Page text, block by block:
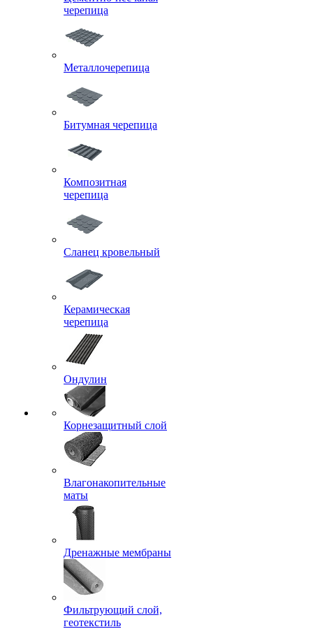
черепица
Металлочерепица
Битумная черепица
Композитная
черепица
Сланец кровельный
Керамическая
черепица
Ондулин
Корнезащитный слой
Влагонакопительные
маты
Дренажные мембраны
Фильтрующий слой,
геотекстиль